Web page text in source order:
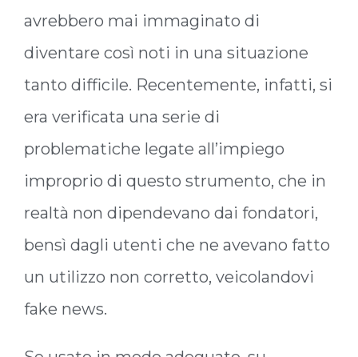
avrebbero mai immaginato di
diventare così noti in una situazione
tanto difficile. Recentemente, infatti, si
era verificata una serie di
problematiche legate all’impiego
improprio di questo strumento, che in
realtà non dipendevano dai fondatori,
bensì dagli utenti che ne avevano fatto
un utilizzo non corretto, veicolandovi
fake news.